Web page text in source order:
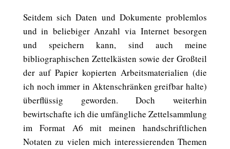
Seitdem sich Daten und Dokumente problemlos
und in beliebiger Anzahl via Internet besorgen
und speichern kann, sind auch meine
bibliographischen Zettelkästen sowie der Großteil
der auf Papier kopierten Arbeitsmaterialien (die
ich noch immer in Aktenschränken greifbar halte)
überflüssig geworden. Doch weiterhin
bewirtschafte ich die umfängliche Zettelsammlung
im Format A6 mit meinen handschriftlichen
Notaten zu vielen mich interessierenden Themen